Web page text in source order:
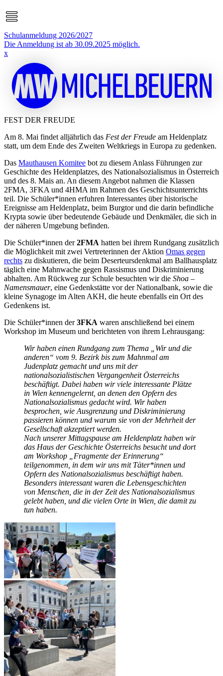
Schulanmeldung 2026/2027
Die Anmeldung ist ab 30.09.2025 möglich.
x
FEST DER FREUDE
Am 8. Mai findet alljährlich das Fest der Freude am Heldenplatz
statt, um dem Ende des Zweiten Weltkriegs in Europa zu gedenken.
Das Mauthausen Komitee bot zu diesem Anlass Führungen zur
Geschichte des Heldenplatzes, des Nationalsozialismus in Österreich
und des 8. Mais an. An diesem Angebot nahmen die Klassen
2FMA, 3FKA und 4HMA im Rahmen des Geschichtsunterrichts
teil. Die Schüler*innen erfuhren Interessantes über historische
Ereignisse am Heldenplatz, beim Burgtor und die darin befindliche
Krypta sowie über bedeutende Gebäude und Denkmäler, die sich in
der näheren Umgebung befinden.
Die Schüler*innen der2FMA hatten bei ihrem Rundgang zusätzlich
die Möglichkeit mit zwei Vertreterinnen der Aktion Omas gegen
rechts zu diskutieren, die beim Deserteursdenkmal am Ballhausplatz
täglich eine Mahnwache gegen Rassismus und Diskriminierung
abhalten. Am Rückweg zur Schule besuchten wir die Shoa –
Namensmauer, eine Gedenkstätte vor der Nationalbank, sowie die
kleine Synagoge im Alten AKH, die heute ebenfalls ein Ort des
Gedenkens ist.
Die Schüler*innen der3FKA waren anschließend bei einem
Workshop im Museum und berichteten von ihrem Lehrausgang:
Wir haben einen Rundgang zum Thema „Wir und die
anderen“ vom 9. Bezirk bis zum Mahnmal am
Judenplatz gemacht und uns mit der
nationalsozialistischen Vergangenheit Österreichs
beschäftigt. Dabei haben wir viele interessante Plätze
in Wien kennengelernt, an denen den Opfern des
Nationalsozialismus gedacht wird. Wir haben
besprochen, wie Ausgrenzung und Diskriminierung
passieren können und warum sie von der Mehrheit der
Gesellschaft akzeptiert werden.
Nach unserer Mittagspause am Heldenplatz haben wir
das Haus der Geschichte Österreichs besucht und dort
am Workshop „Fragmente der Erinnerung“
teilgenommen, in dem wir uns mit Täter*innen und
Opfern des Nationalsozialismus beschäftigt haben.
Besonders interessant waren die Lebensgeschichten
von Menschen, die in der Zeit des Nationalsozialismus
gelebt haben, und die vielen Orte in Wien, die damit zu
tun haben.